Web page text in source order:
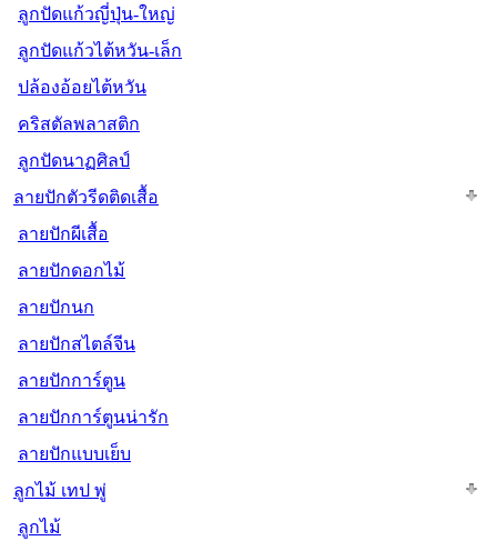
ลูกปัดแก้วญี่ปุ่น-ใหญ่
ลูกปัดแก้วไต้หวัน-เล็ก
ปล้องอ้อยไต้หวัน
คริสตัลพลาสติก
ลูกปัดนาฏศิลป์
ลายปักตัวรีดติดเสื้อ
ลายปักผีเสื้อ
ลายปักดอกไม้
ลายปักนก
ลายปักสไตล์จีน
ลายปักการ์ตูน
ลายปักการ์ตูนน่ารัก
ลายปักแบบเย็บ
ลูกไม้ เทป พู่
ลูกไม้